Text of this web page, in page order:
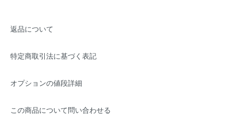
返品について
特定商取引法に基づく表記
オプションの値段詳細
この商品について問い合わせる